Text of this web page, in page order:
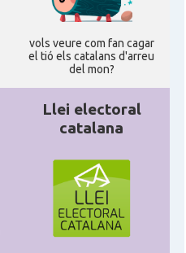
vols veure com fan cagar
el tió els catalans d'arreu
del mon?
Llei electoral
catalana